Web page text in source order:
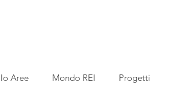
Aree Mondo REI Progetti